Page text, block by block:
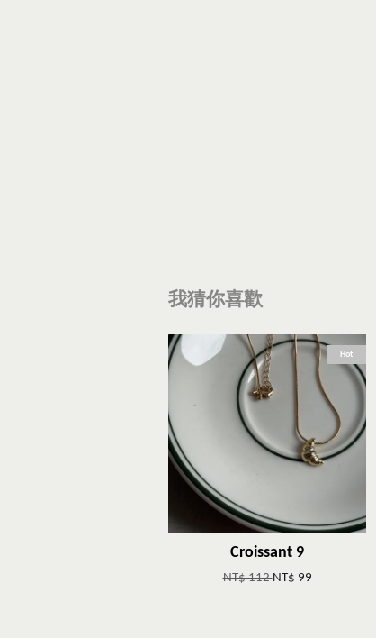
我猜你喜歡
Hot
Croissant 9
NT$ 112NT$ 99